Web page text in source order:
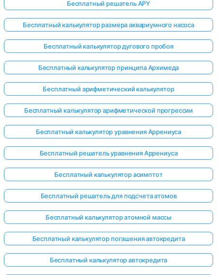
Бесплатный решатель APY
Бесплатный калькулятор размера аквариумного насоса
Бесплатный калькулятор дугового пробоя
Бесплатный калькулятор принципа Архимеда
Бесплатный арифметический калькулятор
Бесплатный калькулятор арифметической прогрессии
Бесплатный калькулятор уравнения Аррениуса
Бесплатный решатель уравнения Аррениуса
Бесплатный калькулятор асимптот
Бесплатный решатель для подсчета атомов
Бесплатный калькулятор атомной массы
Бесплатный калькулятор погашения автокредита
Бесплатный калькулятор автокредита